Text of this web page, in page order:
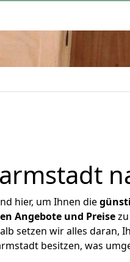
hier, um Ihnen die
Angebote und Preisezu
setzen wir alles daran,
besitzen, was